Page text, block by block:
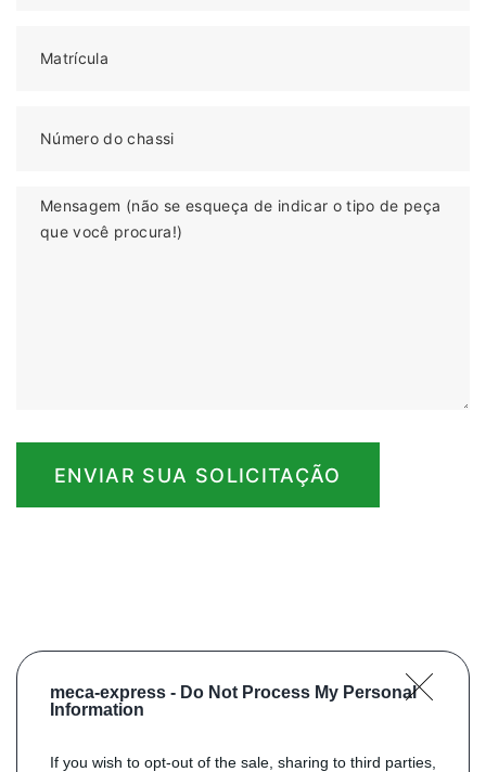
meca-express - Do Not Process My Personal
Information
If you wish to opt-out of the sale, sharing to third parties,
Matrícula
Número do chassi
Mensagem (não se esqueça de indicar o tipo de peça
que você procura!)
ENVIAR SUA SOLICITAÇÃO